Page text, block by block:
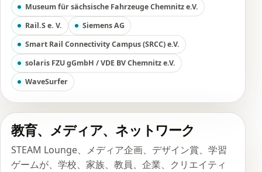
Museum für sächsische Fahrzeuge Chemnitz e.V.
Rail.S e. V.
Siemens AG
Smart Rail Connectivity Campus (SRCC) e.V.
solaris FZU gGmbH / VDE BV Chemnitz e.V.
WaveSurfer
教育、メディア、ネットワーク
STEAM Lounge、メディア企画、デザイン賞、学習
ゲームが、学校、家族、教員、企業、クリエイティ